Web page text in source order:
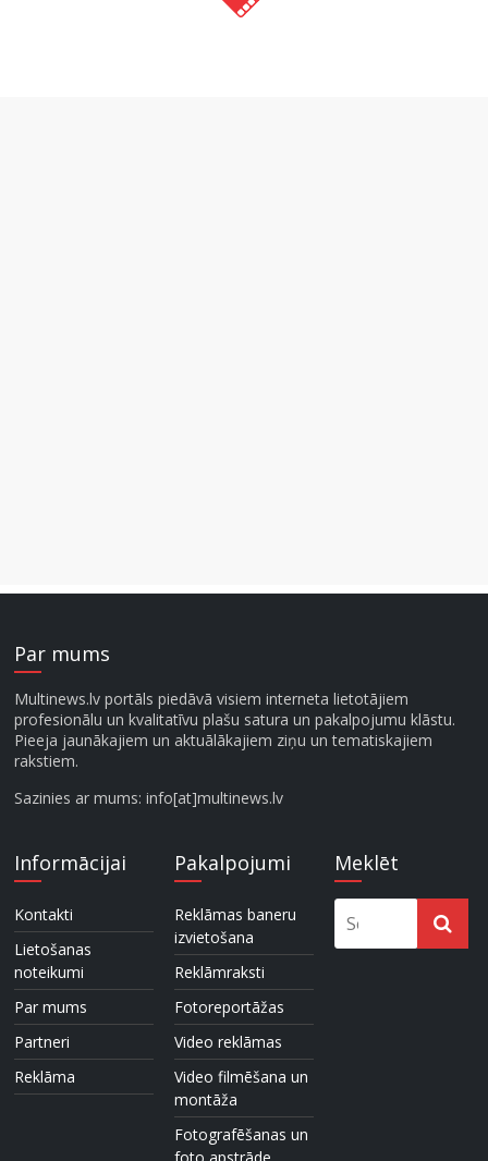
Par mums
Multinews.lv portāls piedāvā visiem interneta lietotājiem
profesionālu un kvalitatīvu plašu satura un pakalpojumu klāstu.
Pieeja jaunākajiem un aktuālākajiem ziņu un tematiskajiem
rakstiem.
Sazinies ar mums: info[at]multinews.lv
Informācijai
Kontakti
Lietošanas
noteikumi
Par mums
Partneri
Reklāma
Pakalpojumi
Reklāmas baneru
izvietošana
Reklāmraksti
Fotoreportāžas
Video reklāmas
Video filmēšana un
montāža
Fotografēšanas un
Meklēt